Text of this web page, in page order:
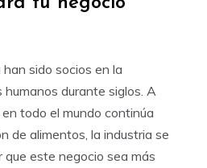
sido socios en la
durante siglos. A
todo el mundo continúa
de alimentos, la industria se
este negocio sea más